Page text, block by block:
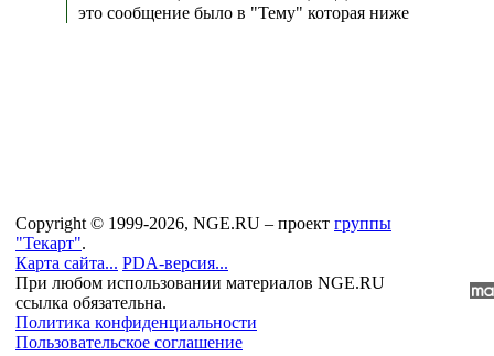
это сообщение было в "Тему" которая ниже
Copyright © 1999-2026, NGE.RU – проект группы
"Текарт".
Карта сайта... PDA-версия...
При любом использовании материалов NGE.RU
ссылка обязательна.
Политика конфиденциальности
Пользовательское соглашение